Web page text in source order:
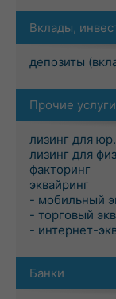
Вклады,
депозиты
Прочие
лизинг для
лизинг для
факторинг
эквайринг
- мобильный
- торговый
- интернет-
Банки